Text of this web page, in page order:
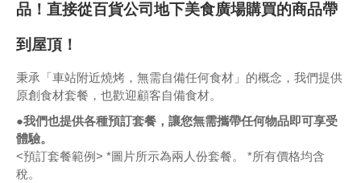
品！直接從百貨公司地下美食廣場購買的商品帶
到屋頂！
秉承「車站附近燒烤，無需自備任何食材」的概念，我們提供
原創食材套餐，也歡迎顧客自備食材。
●我們也提供各種預訂套餐，讓您無需攜帶任何物品即可享受
體驗。
<預訂套餐範例> *圖片所示為兩人份套餐。 *所有價格均含
稅。